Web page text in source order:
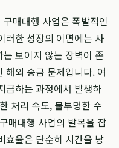
매대행 사업은 폭발적인
러한 성장의 이면에는 사
보이지 않는 장벽이 존
해외 송금 문제입니다. 여
급하는 과정에서 발생하
처리 속도, 불투명한 수
매대행 사업의 발목을 잡
효율은 단순히 시간을 낭